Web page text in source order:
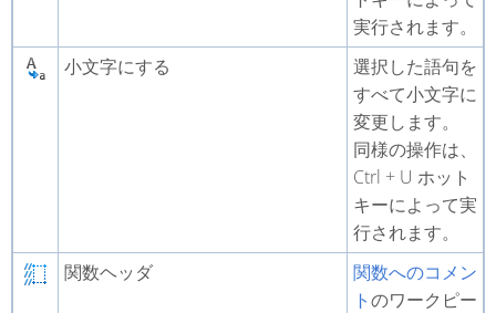
実行されます。
小文字にする
選択した語句を
すべて小文字に
変更します。
同様の操作は、
Ctrl + U ホット
キーによって実
行されます。
関数ヘッダ
関数へのコメン
トのワークピー